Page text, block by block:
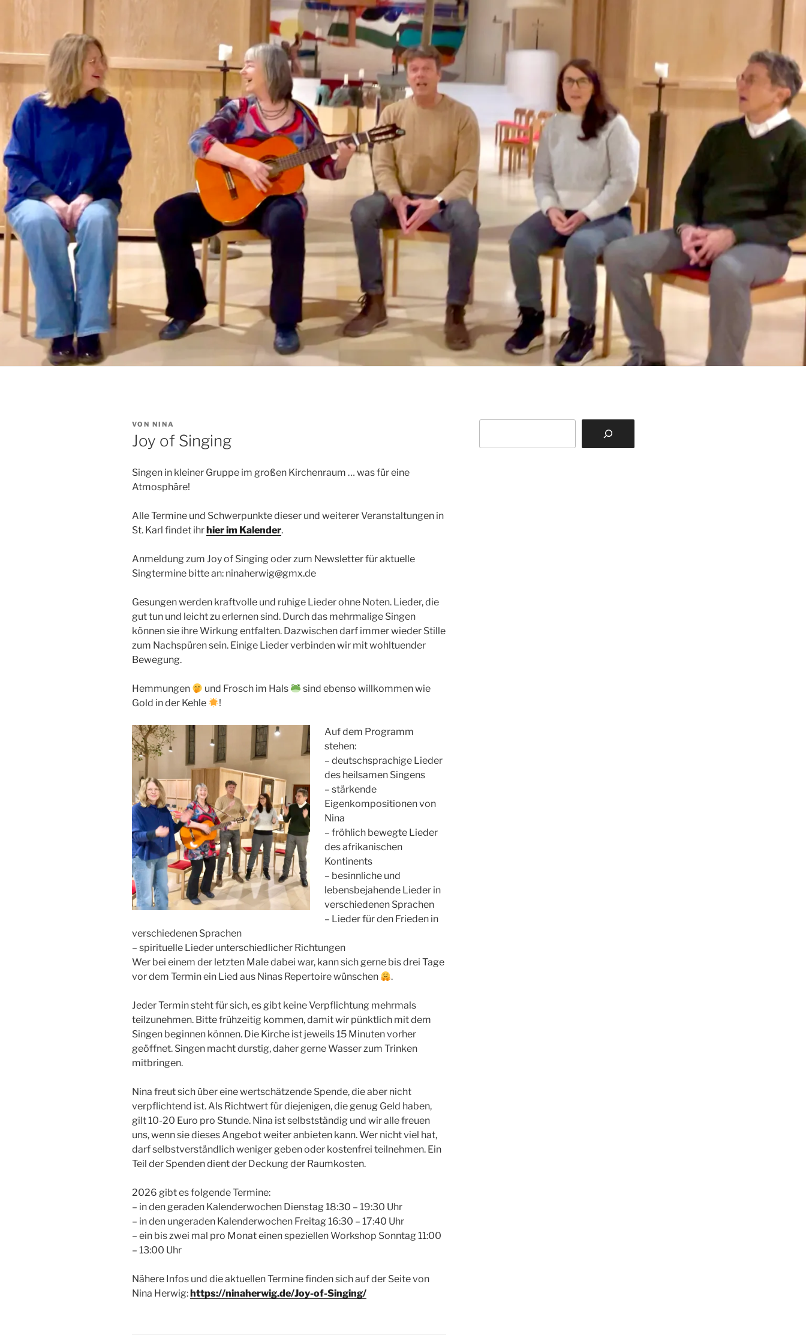
VERÖFFENTLICHT
AM
VON NINA
Joy of Singing
Singen in kleiner Gruppe im großen Kirchenraum … was für eine
Atmosphäre!
Alle Termine und Schwerpunkte dieser und weiterer Veranstaltungen in
St. Karl findet ihrhier im Kalender.
Anmeldung zum Joy of Singing oder zum Newsletter für aktuelle
Singtermine bitte an: ninaherwig@gmx.de
Gesungen werden kraftvolle und ruhige Lieder ohne Noten. Lieder, die
gut tun und leicht zu erlernen sind. Durch das mehrmalige Singen
können sie ihre Wirkung entfalten. Dazwischen darf immer wieder Stille
zum Nachspüren sein. Einige Lieder verbinden wir mit wohltuender
Bewegung.
Hemmungen und Frosch im Hals
sind ebenso willkommen wie
Gold in der Kehle
!
Auf dem Programm
stehen:
– deutschsprachige Lieder
des heilsamen Singens
– stärkende
Eigenkompositionen von
Nina
– fröhlich bewegte Lieder
des afrikanischen
Kontinents
– besinnliche und
lebensbejahende Lieder in
verschiedenen Sprachen
– Lieder für den Frieden in
verschiedenen Sprachen
– spirituelle Lieder unterschiedlicher Richtungen
Wer bei einem der letzten Male dabei war, kann sich gerne bis drei Tage
vor dem Termin ein Lied aus Ninas Repertoire wünschen
.
Jeder Termin steht für sich, es gibt keine Verpflichtung mehrmals
teilzunehmen. Bitte frühzeitig kommen, damit wir pünktlich mit dem
Singen beginnen können. Die Kirche ist jeweils 15 Minuten vorher
geöffnet. Singen macht durstig, daher gerne Wasser zum Trinken
mitbringen.
Nina freut sich über eine wertschätzende Spende, die aber nicht
verpflichtend ist. Als Richtwert für diejenigen, die genug Geld haben,
gilt 10-20 Euro pro Stunde. Nina ist selbstständig und wir alle freuen
uns, wenn sie dieses Angebot weiter anbieten kann. Wer nicht viel hat,
darf selbstverständlich weniger geben oder kostenfrei teilnehmen. Ein
Teil der Spenden dient der Deckung der Raumkosten.
2026 gibt es folgende Termine:
– in den geraden Kalenderwochen Dienstag 18:30 – 19:30 Uhr
– in den ungeraden Kalenderwochen Freitag 16:30 – 17:40 Uhr
– ein bis zwei mal pro Monat einen speziellen Workshop Sonntag 11:00
– 13:00 Uhr
Nähere Infos und die aktuellen Termine finden sich auf der Seite von
Nina Herwig:https://ninaherwig.de/Joy-of-Singing/